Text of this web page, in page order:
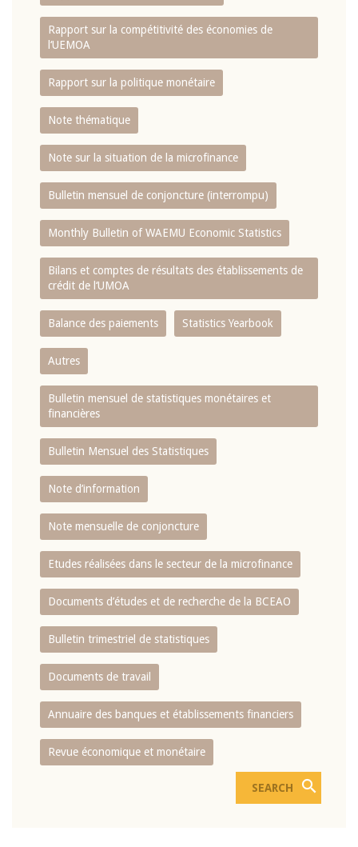
Rapport sur la compétitivité des économies de
l‘UEMOA
Rapport sur la politique monétaire
Note thématique
Note sur la situation de la microfinance
Bulletin mensuel de conjoncture (interrompu)
Monthly Bulletin of WAEMU Economic Statistics
Bilans et comptes de résultats des établissements de
crédit de l‘UMOA
Balance des paiements Statistics Yearbook
Autres
Bulletin mensuel de statistiques monétaires et
financières
Bulletin Mensuel des Statistiques
Note d’information
Note mensuelle de conjoncture
Etudes réalisées dans le secteur de la microfinance
Documents d’études et de recherche de la BCEAO
Bulletin trimestriel de statistiques
Documents de travail
Annuaire des banques et établissements financiers
Revue économique et monétaire